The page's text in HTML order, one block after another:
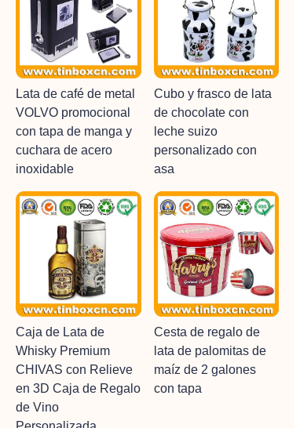
Lata de café de metal
VOLVO promocional
con tapa de manga y
cuchara de acero
inoxidable
Cubo y frasco de lata
de chocolate con
leche suizo
personalizado con
asa
Caja de Lata de
Whisky Premium
CHIVAS con Relieve
en 3D Caja de Regalo
de Vino
Cesta de regalo de
lata de palomitas de
maíz de 2 galones
con tapa